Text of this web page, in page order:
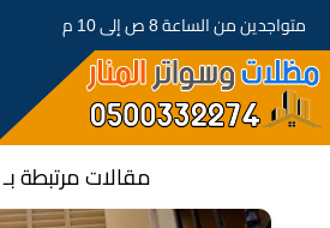
متواجدين من الساعة 8 ص إلى 10 م
مقالات مرتبطة بـ